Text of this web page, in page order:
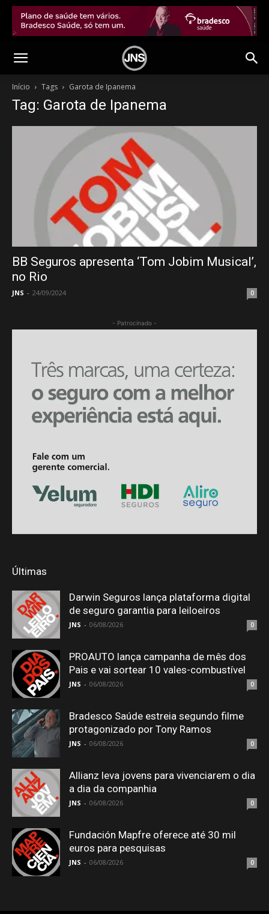
Início Tags Garota de Ipanema
Tag: Garota de Ipanema
BB Seguros apresenta ‘Tom Jobim Musical’,
no Rio
JNS - 24/09/2024 0
- Patrocinado -
Últimas
Darwin Seguros lança plataforma digital
de seguro garantia para leiloeiros
JNS - 06/08/2026 0
PROAUTO lança campanha de mês dos
Pais e vai sortear 10 vales-combustível
JNS - 06/08/2026 0
Bradesco Saúde estreia segundo filme
protagonizado por Tony Ramos
JNS - 06/08/2026 0
Allianz leva jovens para vivenciarem o dia
a dia da companhia
JNS - 06/08/2026 0
Fundación Mapfre oferece até 30 mil
euros para pesquisas
JNS - 06/08/2026 0